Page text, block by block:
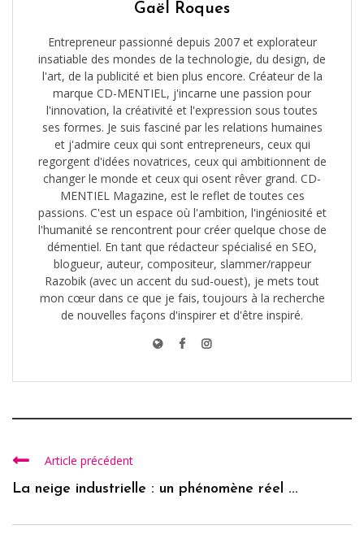
Gaël Roques
Entrepreneur passionné depuis 2007 et explorateur
insatiable des mondes de la technologie, du design, de
l'art, de la publicité et bien plus encore. Créateur de la
marque CD-MENTIEL, j'incarne une passion pour
l'innovation, la créativité et l'expression sous toutes
ses formes. Je suis fasciné par les relations humaines
et j'admire ceux qui sont entrepreneurs, ceux qui
regorgent d'idées novatrices, ceux qui ambitionnent de
changer le monde et ceux qui osent rêver grand. CD-
MENTIEL Magazine, est le reflet de toutes ces
passions. C'est un espace où l'ambition, l'ingéniosité et
l'humanité se rencontrent pour créer quelque chose de
démentiel. En tant que rédacteur spécialisé en SEO,
blogueur, auteur, compositeur, slammer/rappeur
Razobik (avec un accent du sud-ouest), je mets tout
mon cœur dans ce que je fais, toujours à la recherche
de nouvelles façons d'inspirer et d'être inspiré.
Article précédent
La neige industrielle : un phénomène réel ...